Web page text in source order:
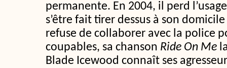
permanente. En 2004, il perd
s’être fait tirer dessus à son domicile
refuse de collaborer avec la police
coupables, sa chanson Ride On Me
Blade Icewood connaît ses